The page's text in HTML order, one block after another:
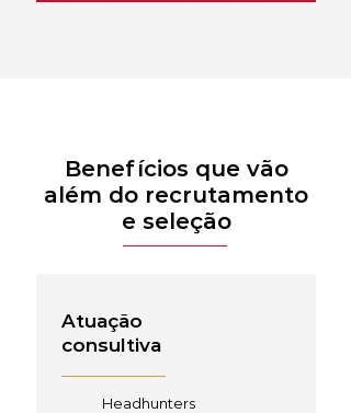
Benefícios que vão
além do recrutamento
e seleção
Atuação
consultiva
Headhunters